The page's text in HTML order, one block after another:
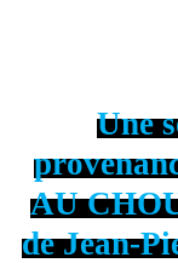
Une
AU
de Jean-